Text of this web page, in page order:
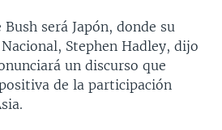
será Japón, donde su
Stephen Hadley, dijo
un discurso que
de la participación